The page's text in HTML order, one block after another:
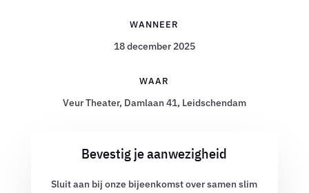
WANNEER
18 december 2025
WAAR
Veur Theater, Damlaan 41, Leidschendam
Bevestig je aanwezigheid
Sluit aan bij onze bijeenkomst over samen slim